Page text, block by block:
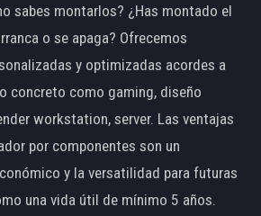
sabes montarlos? ¿Has montado el
o se apaga? Ofrecemos
y optimizadas acordes a
concreto como gaming, diseño
workstation, server. Las ventajas
por componentes son un
y la versatilidad para futuras
una vida útil de mínimo 5 años.